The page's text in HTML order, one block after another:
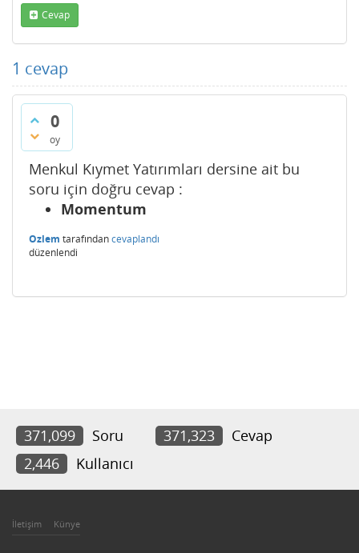
Cevap
1 cevap
0
oy
Menkul Kıymet Yatırımları dersine ait bu
soru için doğru cevap :
Momentum
Ozlem tarafındancevaplandı
düzenlendi
371,099 Soru 371,323
Cevap
2,446
Kullanıcı
İletişim Künye